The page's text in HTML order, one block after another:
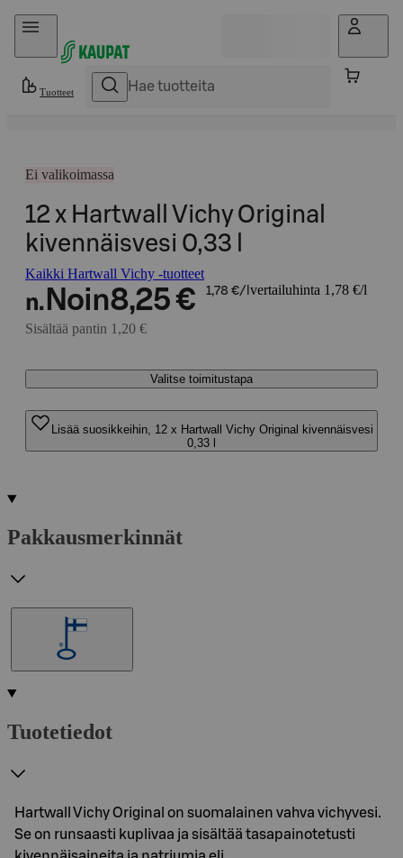
Hyppää sisältöön
Tuotteet
Ei valikoimassa
12 x Hartwall Vichy Original
kivennäisvesi 0,33 l
Kaikki Hartwall Vichy -tuotteet
n. Noin8,25 € 1,78 €/l vertailuhinta 1,78 €/l
Sisältää pantin 1,20 €
Valitse toimitustapa
Lisää suosikkeihin, 12 x Hartwall Vichy Original kivennäisvesi
0,33 l
Pakkausmerkinnät
Tuotetiedot
Hartwall Vichy Original on suomalainen vahva vichyvesi.
Se on runsaasti kuplivaa ja sisältää tasapainotetusti